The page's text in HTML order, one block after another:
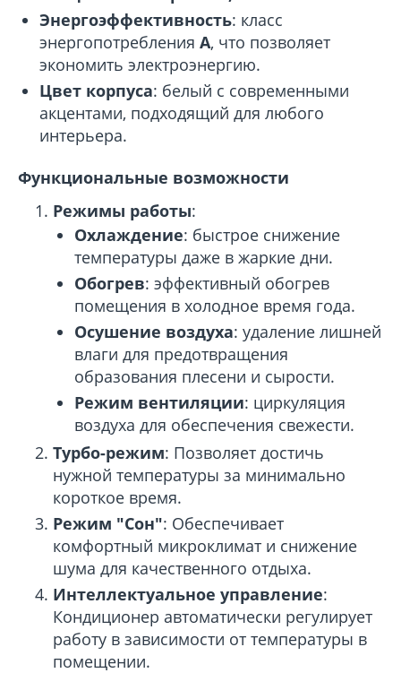
Энергоэффективность: класс
энергопотребления A, что позволяет
экономить электроэнергию.
Цвет корпуса: белый с современными
акцентами, подходящий для любого
интерьера.
Функциональные возможности
Режимы работы:
Охлаждение: быстрое снижение
температуры даже в жаркие дни.
Обогрев: эффективный обогрев
помещения в холодное время года.
Осушение воздуха: удаление лишней
влаги для предотвращения
образования плесени и сырости.
Режим вентиляции: циркуляция
воздуха для обеспечения свежести.
Турбо-режим: Позволяет достичь
нужной температуры за минимально
короткое время.
Режим "Сон": Обеспечивает
комфортный микроклимат и снижение
шума для качественного отдыха.
Интеллектуальное управление:
Кондиционер автоматически регулирует
работу в зависимости от температуры в
помещении.